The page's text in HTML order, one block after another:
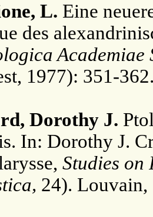
L. Eine
des
1977): 351-
Dorothy J.
In: Dorothy J.
Studies on
24).